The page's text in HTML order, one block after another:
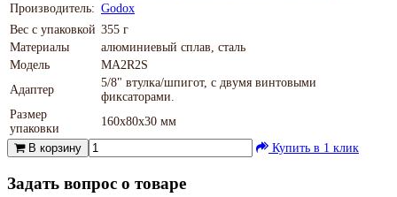
Производитель: Godox
Вес с упаковкой 355 г
Материалы
алюминиевый сплав, cталь
Модель
MA2R2S
Адаптер
5/8" втулка/шпигот, с двумя винтовыми
фиксаторами.
Размер
упаковки
160х80х30 мм
В корзину
Купить в 1 клик
Задать вопрос о товаре